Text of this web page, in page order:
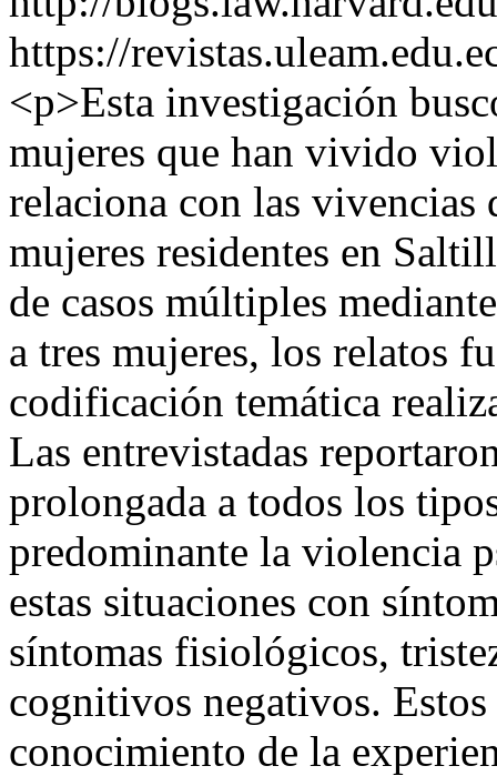
https://
<p>Esta investigación
mujeres que han vivido
relaciona con las vivencias
mujeres residentes en
de casos múltiples
a tres mujeres, los relatos
codificación temática
Las entrevistadas
prolongada a todos los
predominante la violencia
estas situaciones con
síntomas fisiológicos,
cognitivos negativos.
conocimiento de la